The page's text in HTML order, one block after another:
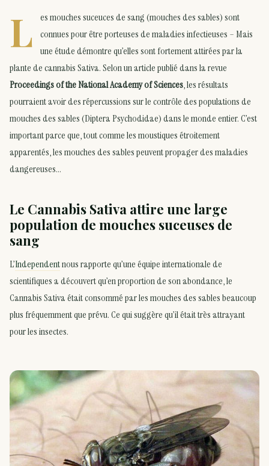
L
es mouches suceuces de sang (mouches des sables) sont
connues pour être porteuses de maladies infectieuses – Mais
une étude démontre qu’elles sont fortement attirées par la
plante de cannabis Sativa. Selon un article publié dans la revue
Proceedings of the National Academy of Sciences, les résultats
pourraient avoir des répercussions sur le contrôle des populations de
mouches des sables (Diptera Psychodidae) dans le monde entier. C’est
important parce que, tout comme les moustiques étroitement
apparentés, les mouches des sables peuvent propager des maladies
dangereuses…
Le Cannabis Sativa attire une large
population de mouches suceuses de
sang
L’Independentnous rapporte qu’une équipe internationale de
scientifiques a découvert qu’en proportion de son abondance, le
Cannabis Sativa était consommé par les mouches des sables beaucoup
plus fréquemment que prévu. Ce qui suggère qu’il était très attrayant
pour les insectes.